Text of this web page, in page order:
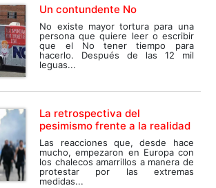
Un contundente No
No existe mayor tortura para una
persona que quiere leer o escribir
que el No tener tiempo para
hacerlo. Después de las 12 mil
leguas...
La retrospectiva del
pesimismo frente a la realidad
Las reacciones que, desde hace
mucho, empezaron en Europa con
los chalecos amarrillos a manera de
protestar por las extremas
medidas...